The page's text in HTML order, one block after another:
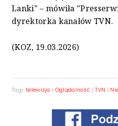
Lanki" – mówiła
dyrektorka kanałów TVN.
(KOZ, 19.03.2026)
Tagi: telewizja | Oglądalność |TVN |